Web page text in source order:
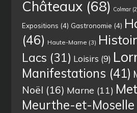
Châteaux (68) Colmar
Expositions (4) Gastronomie (4)
(46) Haute-Marne (3)
Lacs (31) Loisirs (9)
Manifestations (41)
Noël (16) Marne (11)
Meurthe-et-Moselle